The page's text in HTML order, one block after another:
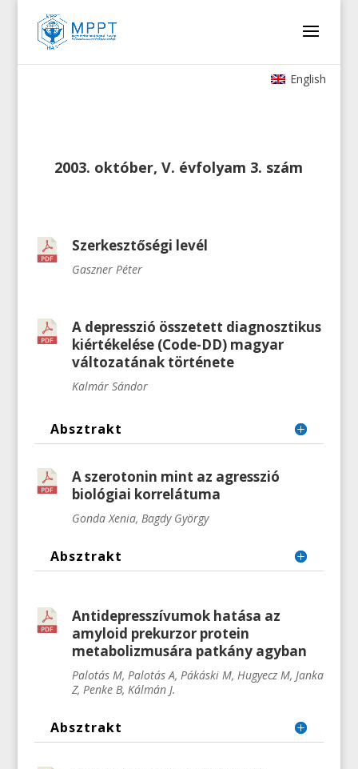
English
2003. október, V. évfolyam 3. szám
Szerkesztőségi levél
Gaszner Péter
A depresszió összetett diagnosztikus
kiértékelése (Code-DD) magyar
változatának története
Kalmár Sándor
Absztrakt
A szerotonin mint az agresszió
biológiai korrelátuma
Gonda Xenia, Bagdy György
Absztrakt
Antidepresszívumok hatása az
amyloid prekurzor protein
metabolizmusára patkány agyban
Palotás M, Palotás A, Pákáski M, Hugyecz M, Janka
Z, Penke B, Kálmán J.
Absztrakt